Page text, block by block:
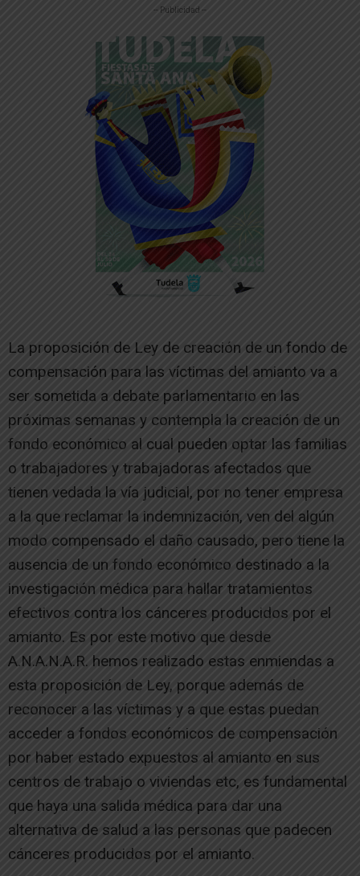
-- Publicidad --
La proposición de Ley de creación de un fondo de
compensación para las víctimas del amianto va a
ser sometida a debate parlamentario en las
próximas semanas y contempla la creación de un
fondo económico al cual pueden optar las familias
o trabajadores y trabajadoras afectados que
tienen vedada la vía judicial, por no tener empresa
a la que reclamar la indemnización, ven del algún
modo compensado el daño causado, pero tiene la
ausencia de un fondo económico destinado a la
investigación médica para hallar tratamientos
efectivos contra los cánceres producidos por el
amianto. Es por este motivo que desde
A.N.A.N.A.R. hemos realizado estas enmiendas a
esta proposición de Ley, porque además de
reconocer a las víctimas y a que estas puedan
acceder a fondos económicos de compensación
por haber estado expuestos al amianto en sus
centros de trabajo o viviendas etc, es fundamental
que haya una salida médica para dar una
alternativa de salud a las personas que padecen
cánceres producidos por el amianto.